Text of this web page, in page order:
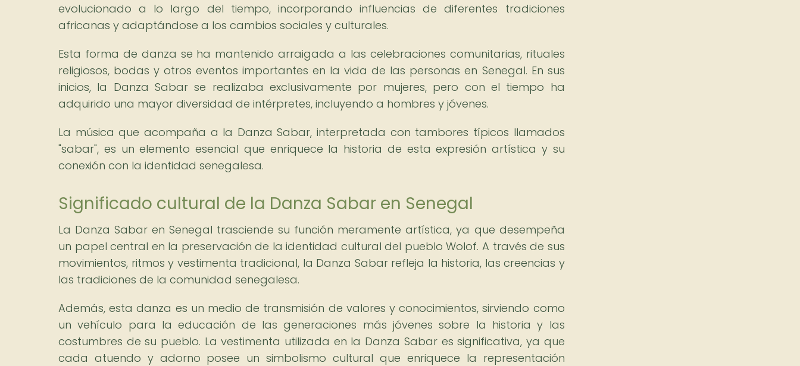
evolucionado a lo largo del tiempo, incorporando influencias de diferentes tradiciones
africanas y adaptándose a los cambios sociales y culturales.
Esta forma de danza se ha mantenido arraigada a las celebraciones comunitarias, rituales
religiosos, bodas y otros eventos importantes en la vida de las personas en Senegal. En sus
inicios, la Danza Sabar se realizaba exclusivamente por mujeres, pero con el tiempo ha
adquirido una mayor diversidad de intérpretes, incluyendo a hombres y jóvenes.
La música que acompaña a la Danza Sabar, interpretada con tambores típicos llamados
"sabar", es un elemento esencial que enriquece la historia de esta expresión artística y su
conexión con la identidad senegalesa.
Significado cultural de la Danza Sabar en Senegal
La Danza Sabar en Senegal trasciende su función meramente artística, ya que desempeña
un papel central en la preservación de la identidad cultural del pueblo Wolof. A través de sus
movimientos, ritmos y vestimenta tradicional, la Danza Sabar refleja la historia, las creencias y
las tradiciones de la comunidad senegalesa.
Además, esta danza es un medio de transmisión de valores y conocimientos, sirviendo como
un vehículo para la educación de las generaciones más jóvenes sobre la historia y las
costumbres de su pueblo. La vestimenta utilizada en la Danza Sabar es significativa, ya que
cada atuendo y adorno posee un simbolismo cultural que enriquece la representación